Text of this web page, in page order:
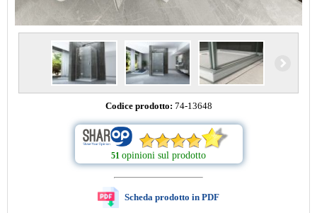
Codice prodotto: 74-13648
51 opinioni sul prodotto
Scheda prodotto in PDF